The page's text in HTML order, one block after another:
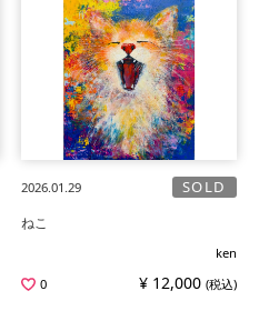
2026.01.29 SOLD
ねこ
ken
0
¥ 12,000 (税込)